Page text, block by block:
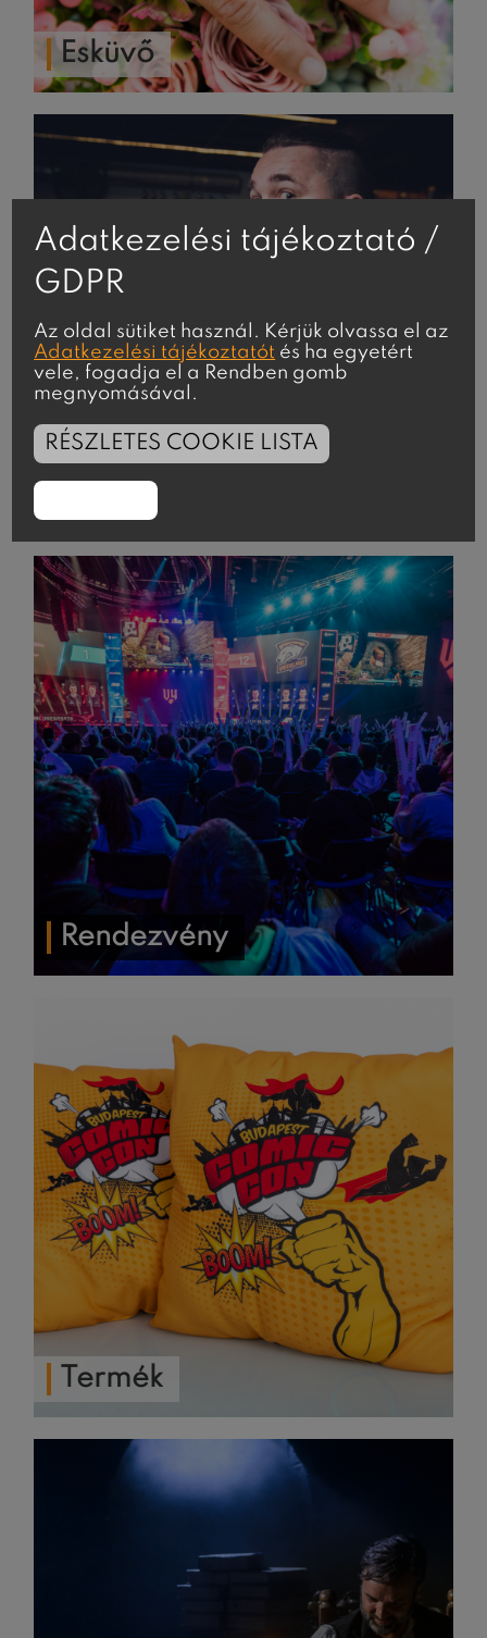
Esküvő
Rendezvény
Termék
Adatkezelési tájékoztató /
GDPR
Az oldal sütiket használ. Kérjük olvassa el az
Adatkezelési tájékoztatót és ha egyetért
vele, fogadja el a Rendben gomb
megnyomásával.
RÉSZLETES COOKIE LISTA